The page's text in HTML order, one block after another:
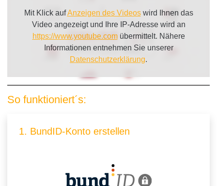
Mit Klick aufAnzeigen des Videoswird Ihnen das
Video angezeigt und Ihre IP-Adresse wird an
https://www.youtube.comübermittelt. Nähere
Informationen entnehmen Sie unserer
Datenschutzerklärung.
So funktioniert´s:
1. BundID-Konto erstellen